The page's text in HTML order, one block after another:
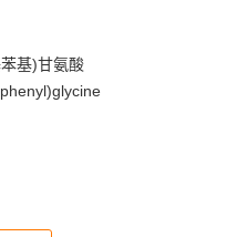
基)甘氨酸